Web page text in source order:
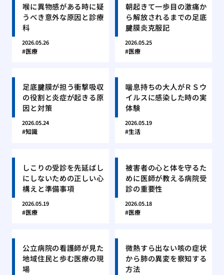
喉に異物感がある時に疑
うべき意外な原因と診療
科
2026.05.26
医療
朝起きて一歩目の激痛か
ら解放されるまでの足底
腱膜炎克服記
2026.05.25
医療
足底腱膜が担う衝撃吸収
の役割と炎症が起きる原
因と対策
2026.05.24
知識
喘息持ちの大人がＲＳウ
イルスに感染した時の実
体験
2026.05.19
生活
しこりの受診を先延ばし
にしないための正しい心
構えと準備事項
2026.05.19
医療
被害者の心と体を守るた
めに医師が教える病院受
診の重要性
2026.05.18
医療
公立病院の看護師が見た
地域住民と歩む医療の現
場
微熱すら出ない咳の症状
から肺の異変を察知する
方法